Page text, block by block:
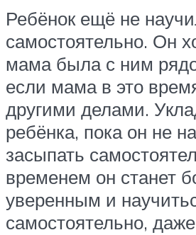
Ребёнок ещё не
самостоятельно. Он
мама была с ним
если мама в это
другими делами.
ребёнка, пока он не
засыпать
временем он станет
уверенным и
самостоятельно,